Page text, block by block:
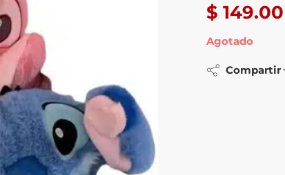
$ 149.00
Agotado
Compartir